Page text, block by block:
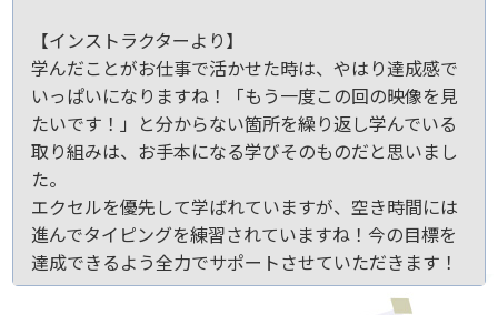
【インストラクターより】
学んだことがお仕事で活かせた時は、やはり達成感で
いっぱいになりますね！「もう一度この回の映像を見
たいです！」と分からない箇所を繰り返し学んでいる
取り組みは、お手本になる学びそのものだと思いまし
た。
エクセルを優先して学ばれていますが、空き時間には
進んでタイピングを練習されていますね！今の目標を
達成できるよう全力でサポートさせていただきます！